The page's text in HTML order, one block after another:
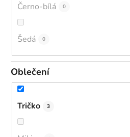
Černo-bílá 0
Šedá 0
Oblečení
Tričko 3